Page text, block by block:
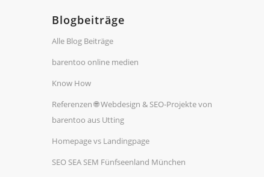
Blogbeiträge
Alle Blog Beiträge
barentoo online medien
Know How
Referenzen 🌐 Webdesign & SEO-Projekte von
barentoo aus Utting
Homepage vs Landingpage
SEO SEA SEM Fünfseenland München